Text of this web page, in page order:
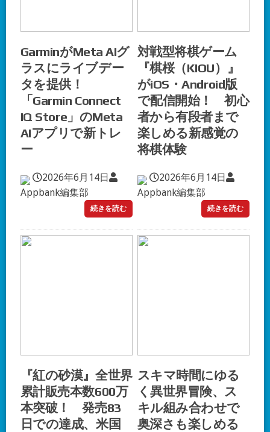
GarminがMeta AIグ
ラスにライブデー
タを提供！
「Garmin Connect
IQ Store」のMeta
AIアプリで新トレ
ー
2026年6月14日
Appbank編集部
続きを読む
対戦型将棋ゲーム
『棋桜（KIOU）』
がiOS・Android版
で配信開始！ 初心
者から有段者まで
楽しめる新感覚の
将棋体験
2026年6月14日
Appbank編集部
続きを読む
『紅の砂漠』全世界
累計販売本数600万
本突破！ 発売83
日での達成、米国
スキマ時間にゆる
く異世界冒険、ス
キル組み合わせで
奥深さも楽しめる